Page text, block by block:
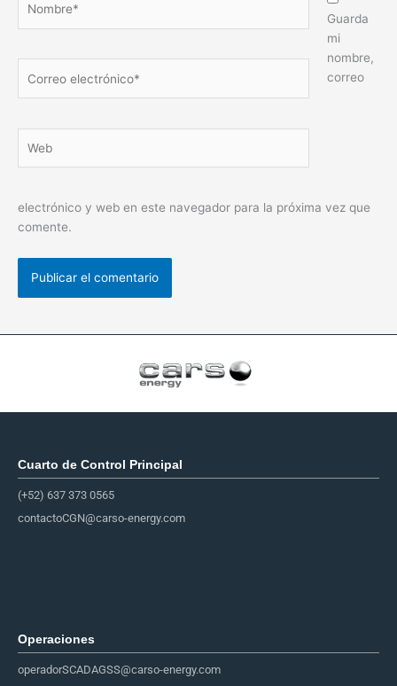
electrónico*
Guarda
mi
nombre,
correo
electrónico y web en este navegador para la próxima vez que
comente.
Cuarto de Control Principal​
(+52) 637 373 0565
contactoCGN@carso-energy.com
Operaciones
operadorSCADAGSS@carso-energy.com